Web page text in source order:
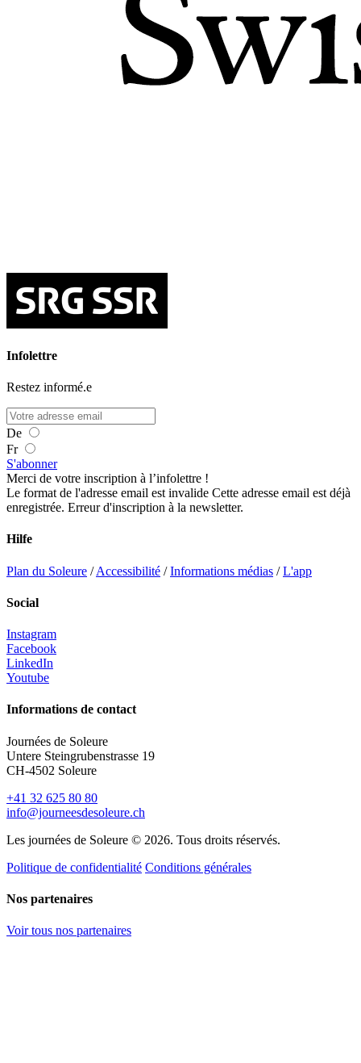
Infolettre
Restez informé.e
De
Fr
S'abonner
Merci de votre inscription à l’infolettre !
Le format de l'adresse email est invalide Cette adresse email est déjà
enregistrée. Erreur d'inscription à la newsletter.
Hilfe
Plan du Soleure /Accessibilité /Informations médias /L'app
Social
Instagram
Facebook
LinkedIn
Youtube
Informations de contact
Journées de Soleure
Untere Steingrubenstrasse 19
CH-4502 Soleure
+41 32 625 80 80
info@journeesdesoleure.ch
Les journées de Soleure © 2026. Tous droits réservés.
Politique de confidentialité Conditions générales
Nos partenaires
Voir tous nos partenaires